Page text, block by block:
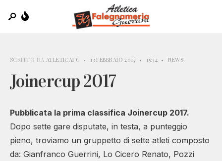
SCRITTO DA ATLETICAFG • 13 FEBBRAIO 2017 • 15:34 • NEWS
Joinercup 2017
Pubblicata la prima classifica Joinercup 2017.
Dopo sette gare disputate, in testa, a punteggio
pieno, troviamo un gruppetto di sette atleti composto
da: Gianfranco Guerrini, Lo Cicero Renato, Pozzi